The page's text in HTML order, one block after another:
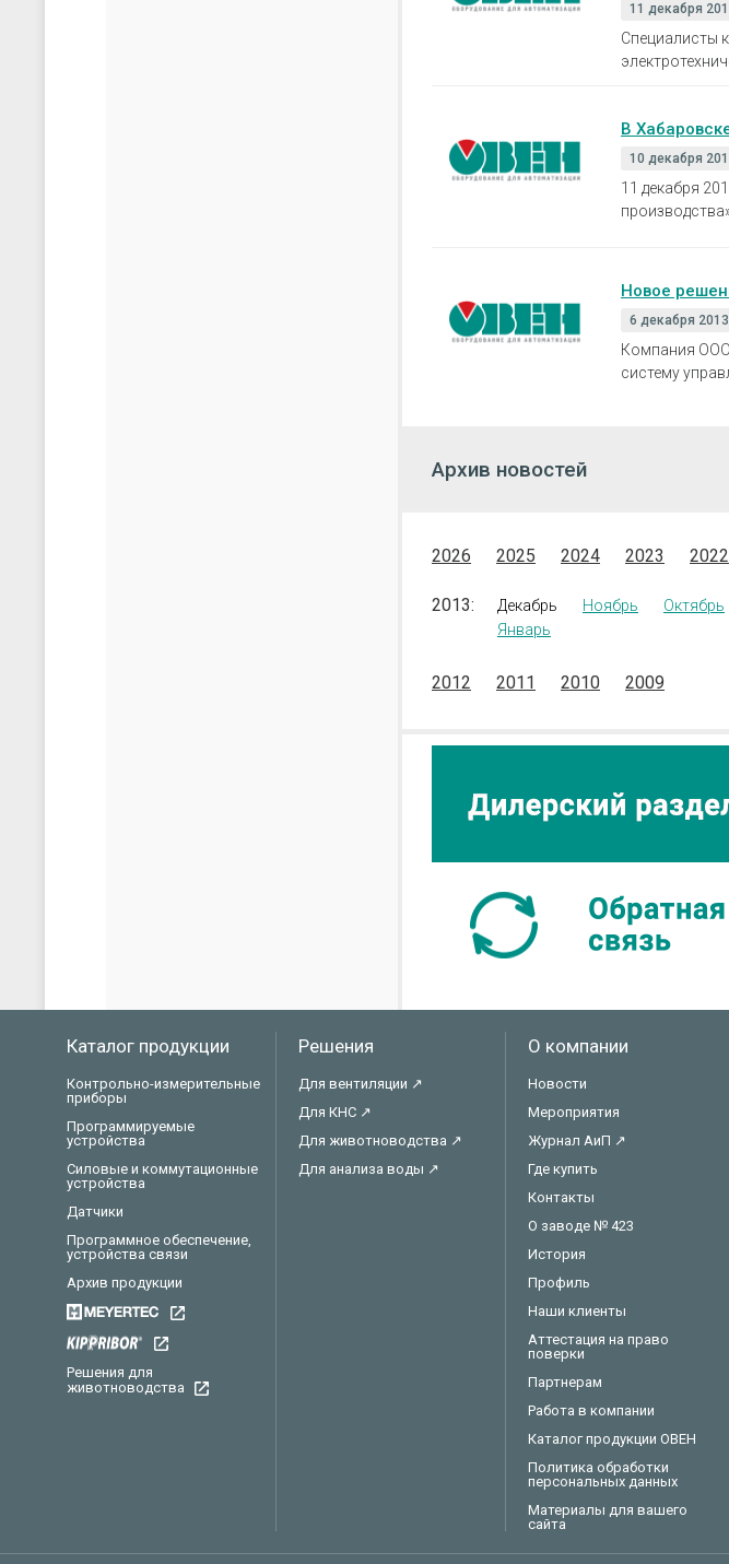
11 декабря
Специалисты
В
10 декабря
11 декабря
Новое
6 декабря 2013
Компания ООО
систему
Архив новостей
2026 2025 2024 2023 2022
2013: Декабрь Ноябрь Октябрь
Январь
2012 2011 2010 2009
Каталог продукции
Контрольно-измерительные
приборы
Программируемые
устройства
Силовые и коммутационные
устройства
Датчики
Программное обеспечение,
устройства связи
Архив продукции
Решения для
животноводства
Решения
Для вентиляции ↗
Для КНС ↗
Для животноводства ↗
Для анализа воды ↗
О компании
Новости
Мероприятия
Журнал АиП ↗
Где купить
Контакты
О заводе № 423
История
Профиль
Наши клиенты
Аттестация на право
поверки
Партнерам
Работа в компании
Каталог продукции ОВЕН
Политика обработки
персональных данных
Материалы для вашего
сайта